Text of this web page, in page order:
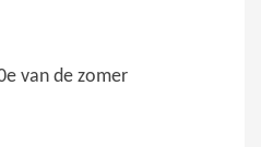
van de zomer